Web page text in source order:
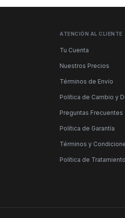
ATENCIÓN AL CLIENTE
Tu Cuenta
Nuestros Precios
Términos de Envío
Política de Cambio y
Preguntas Frecuentes
Política de Garantía
Términos y
Política de